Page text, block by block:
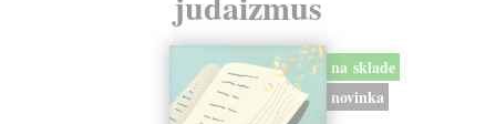
na sklade
novinka